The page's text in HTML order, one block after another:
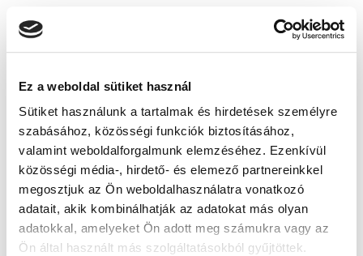
Ez a weboldal sütiket használ
Sütiket használunk a tartalmak és hirdetések személyre
szabásához, közösségi funkciók biztosításához,
valamint weboldalforgalmunk elemzéséhez. Ezenkívül
közösségi média-, hirdető- és elemező partnereinkkel
megosztjuk az Ön weboldalhasználatra vonatkozó
adatait, akik kombinálhatják az adatokat más olyan
adatokkal, amelyeket Ön adott meg számukra vagy az
Ön által használt más szolgáltatásokból gyűjtöttek.